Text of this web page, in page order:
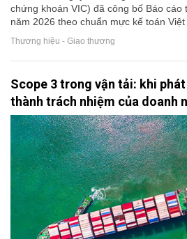
chứng khoán VIC) đã công bố Báo cáo
năm 2026 theo chuẩn mực kế toán Việt
Thương hiệu - Giao thương
Scope 3 trong vận tải: khi
thành trách nhiệm của doanh